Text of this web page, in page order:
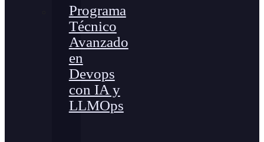
Programa
Técnico
Avanzado
en
Devops
con IA y
LLMOps